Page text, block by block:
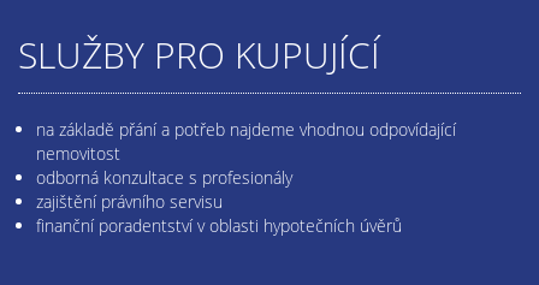
SLUŽBY PRO KUPUJÍCÍ
na základě přání a potřeb najdeme vhodnou odpovídající
nemovitost
odborná konzultace s profesionály
zajištění právního servisu
finanční poradentství v oblasti hypotečních úvěrů